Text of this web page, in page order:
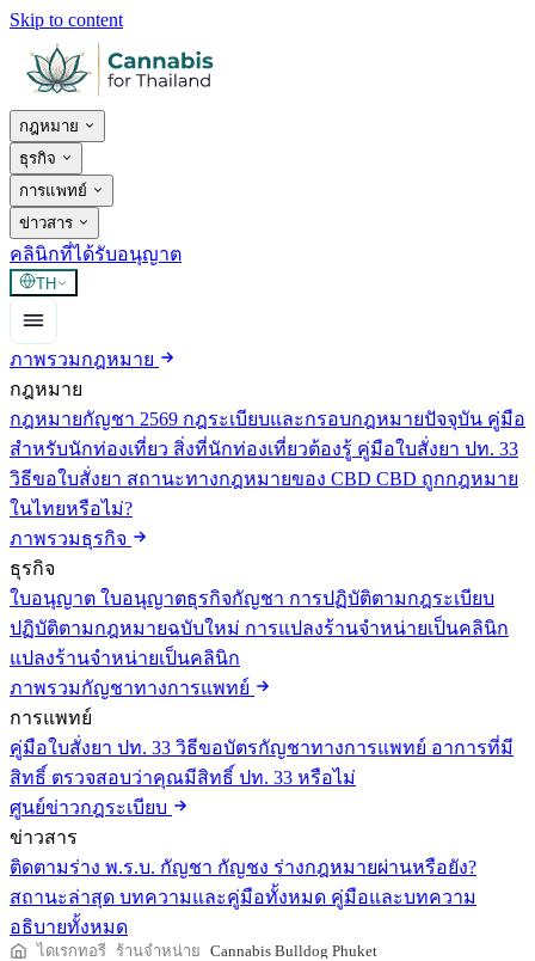
Skip to content
กฎหมาย
ธุรกิจ
การแพทย์
ข่าวสาร
คลินิกที่ได้รับอนุญาต
TH
ภาพรวมกฎหมาย
กฎหมาย
กฎหมายกัญชา 2569 กฎระเบียบและกรอบกฎหมายปัจจุบัน คู่มือ
สำหรับนักท่องเที่ยว สิ่งที่นักท่องเที่ยวต้องรู้ คู่มือใบสั่งยา ปท. 33
วิธีขอใบสั่งยา สถานะทางกฎหมายของ CBD CBD ถูกกฎหมาย
ในไทยหรือไม่?
ภาพรวมธุรกิจ
ธุรกิจ
ใบอนุญาต ใบอนุญาตธุรกิจกัญชา การปฏิบัติตามกฎระเบียบ
ปฏิบัติตามกฎหมายฉบับใหม่ การแปลงร้านจำหน่ายเป็นคลินิก
แปลงร้านจำหน่ายเป็นคลินิก
ภาพรวมกัญชาทางการแพทย์
การแพทย์
คู่มือใบสั่งยา ปท. 33 วิธีขอบัตรกัญชาทางการแพทย์ อาการที่มี
สิทธิ์ ตรวจสอบว่าคุณมีสิทธิ์ ปท. 33 หรือไม่
ศูนย์ข่าวกฎระเบียบ
ข่าวสาร
ติดตามร่าง พ.ร.บ. กัญชา กัญชง ร่างกฎหมายผ่านหรือยัง?
สถานะล่าสุด บทความและคู่มือทั้งหมด คู่มือและบทความ
อธิบายทั้งหมด
ไดเรกทอรี ร้านจำหน่าย Cannabis Bulldog Phuket